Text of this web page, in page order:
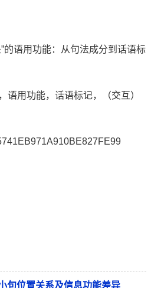
的语用功能：从句法成分到话语标
语用功能，话语标记，（交互）
句位置关系及信息功能差异